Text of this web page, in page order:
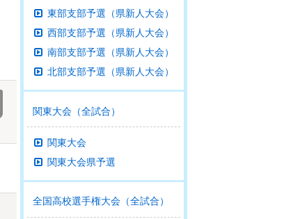
東部支部予選（県新人大会）
西部支部予選（県新人大会）
南部支部予選（県新人大会）
北部支部予選（県新人大会）
関東大会（全試合）
関東大会
関東大会県予選
全国高校選手権大会（全試合）